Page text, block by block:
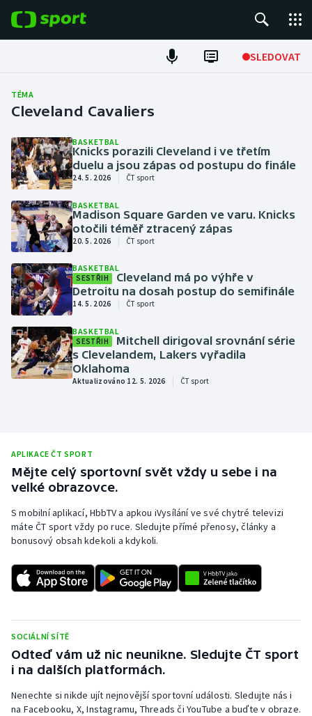
SLEDOVAT
Fotbal
Tenis
Atletika
Cyklistika
DALŠÍ SPORTY
Americký fotbal
Basketbal
Box
Curling
Dostihy
Futsal
Golf
Gymnastika
Házená
NEPŘEHLÉDNĚTE
Historické návraty
TÉMA
Cleveland Cavaliers
BASKETBAL
Knicks porazili Cleveland i ve třetím
duelu a jsou zápas od postupu do finále
24. 5. 2026 ČT sport
BASKETBAL
Madison Square Garden ve varu. Knicks
otočili téměř ztracený zápas
20. 5. 2026 ČT sport
BASKETBAL
SESTŘIH
Cleveland má po výhře v
Detroitu na dosah postup do semifinále
14. 5. 2026 ČT sport
BASKETBAL
SESTŘIH
Mitchell dirigoval srovnání série
s Clevelandem, Lakers vyřadila
Oklahoma
Aktualizováno 12. 5. 2026 ČT sport
APLIKACE ČT SPORT
Mějte celý sportovní svět vždy u sebe i na
velké obrazovce.
S mobilní aplikací, HbbTV a apkou iVysílání ve své chytré televizi
máte ČT sport vždy po ruce. Sledujte přímé přenosy, články a
bonusový obsah kdekoli a kdykoli.
SOCIÁLNÍ SÍTĚ
Odteď vám už nic neunikne. Sledujte ČT sport
i na dalších platformách.
Nenechte si nikde ujít nejnovější sportovní události. Sledujte nás i
na Facebooku, X, Instagramu, Threads či YouTube a buďte v obraze.